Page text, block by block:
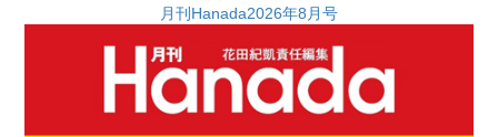
月刊Hanada2026年8月号